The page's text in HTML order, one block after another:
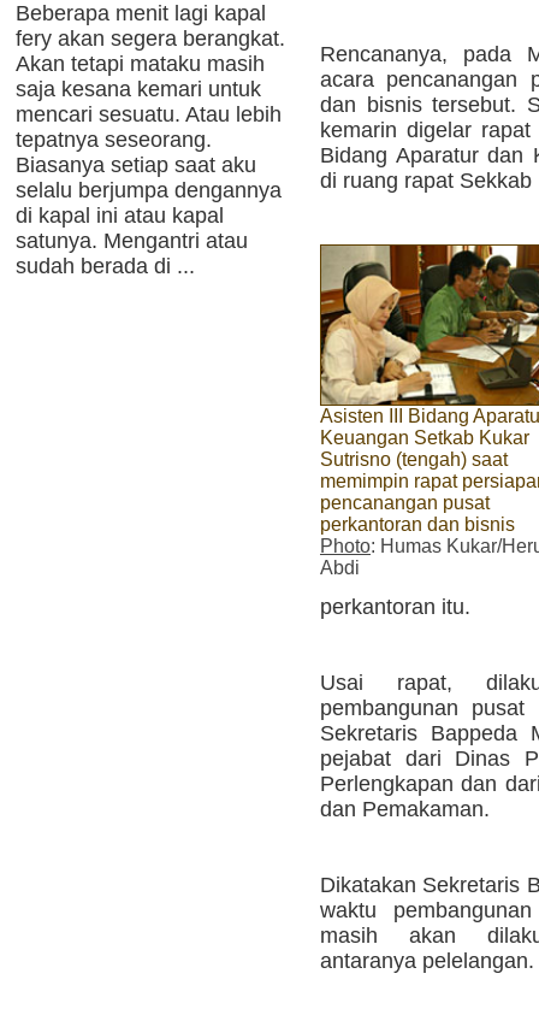
Beberapa menit lagi kapal
fery akan segera berangkat.
Akan tetapi mataku masih
saja kesana kemari untuk
mencari sesuatu. Atau lebih
tepatnya seseorang.
Biasanya setiap saat aku
selalu berjumpa dengannya
di kapal ini atau kapal
satunya. Mengantri atau
sudah berada di ...
Rencananya, pada
acara pencanangan
dan bisnis tersebut.
kemarin digelar
Bidang Aparatur dan
di ruang rapat Sekkab
Asisten III Bidang
Keuangan Setkab Kukar
Sutrisno (tengah) saat
memimpin rapat
pencanangan pusat
perkantoran dan bisnis
Photo: Humas Kukar/
Abdi
perkantoran itu.
Usai rapat,
pembangunan
Sekretaris Bappeda
pejabat dari Dinas
Perlengkapan dan
dan Pemakaman.
Dikatakan Sekretaris
waktu
masih akan
antaranya pelelangan.